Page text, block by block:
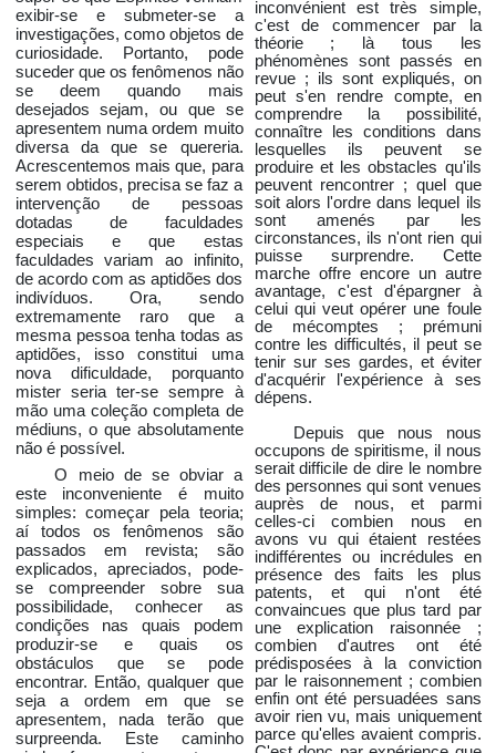
exibir-se e submeter-se a
investigações, como objetos de
curiosidade. Portanto, pode
suceder que os fenômenos não
se deem quando mais
desejados sejam, ou que se
apresentem numa ordem muito
diversa da que se quereria.
Acrescentemos mais que, para
serem obtidos, precisa se faz a
intervenção de pessoas
dotadas de faculdades
especiais e que estas
faculdades variam ao infinito,
de acordo com as aptidões dos
indivíduos. Ora, sendo
extremamente raro que a
mesma pessoa tenha todas as
aptidões, isso constitui uma
nova dificuldade, porquanto
mister seria ter-se sempre à
mão uma coleção completa de
médiuns, o que absolutamente
não é possível.
O meio de se obviar a
este inconveniente é muito
simples:começar pela teoria;
aí todos os fenômenos são
passados em revista; são
explicados, apreciados, pode-
se compreender sobre sua
possibilidade, conhecer as
condições nas quais podem
produzir-se e quais os
obstáculos que se pode
encontrar. Então, qualquer que
seja a ordem em que se
apresentem, nada terão que
surpreenda. Este caminho
inconvénient est très simple,
c'est de commencer par la
théorie ; là tous les
phénomènes sont passés en
revue ; ils sont expliqués, on
peut s'en rendre compte, en
comprendre la possibilité,
connaître les conditions dans
lesquelles ils peuvent se
produire et les obstacles qu'ils
peuvent rencontrer ; quel que
soit alors l'ordre dans lequel ils
sont amenés par les
circonstances, ils n'ont rien qui
puisse surprendre. Cette
marche offre encore un autre
avantage, c'est d'épargner à
celui qui veut opérer une foule
de mécomptes ; prémuni
contre les difficultés, il peut se
tenir sur ses gardes, et éviter
d'acquérir l'expérience à ses
dépens.
Depuis que nous nous
occupons de spiritisme, il nous
serait difficile de dire le nombre
des personnes qui sont venues
auprès de nous, et parmi
celles-ci combien nous en
avons vu qui étaient restées
indifférentes ou incrédules en
présence des faits les plus
patents, et qui n'ont été
convaincues que plus tard par
une explication raisonnée ;
combien d'autres ont été
prédisposées à la conviction
par le raisonnement ; combien
enfin ont été persuadées sans
avoir rien vu, mais uniquement
parce qu'elles avaient compris.